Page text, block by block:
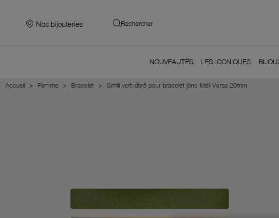
Nos bijouteries Rechercher
NOUVEAUTÉS LES ICONIQUES
Accueil Femme Bracelet Simili vert-doré pour bracelet jonc Méli Versa 20mm